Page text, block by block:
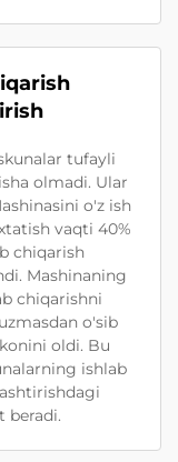
tufayli
olmadi. Ular
o'z ish
vaqti 40%
chiqarish
Mashinaning
chiqarishni
o'sib
oldi. Bu
ishlab
beradi.